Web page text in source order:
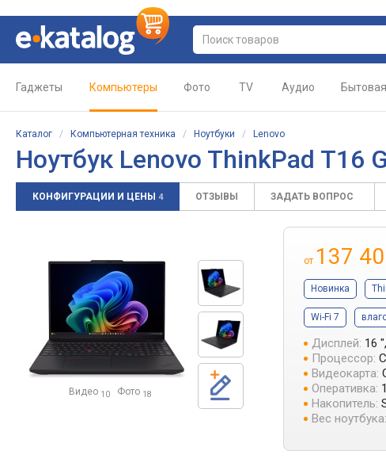
Гаджеты Компьютеры Фото TV Аудио
Каталог / Компьютерная техника / Ноутбуки / Lenovo
Ноутбук Lenovo ThinkPad T16
КОНФИГУРАЦИИ И ЦЕНЫ 4 ОТЗЫВЫ ЗАДАТЬ ВОПРОС
Видео 10 Фото 18
от 137
Новинка
Wi-Fi 7
Дисплей: 16
Процессор:
Видеокарта:
Оперативка:
Накопитель:
Вес ноутбука: